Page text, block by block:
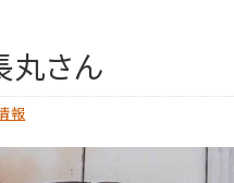
丸さん
報